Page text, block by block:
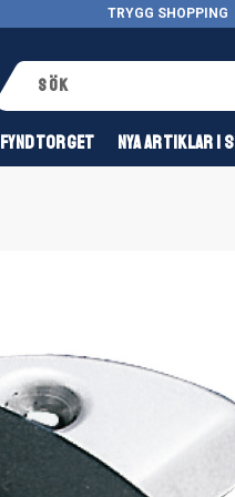
TRYGG SHOPPING
FYNDTORGET NYA ARTIKLAR I